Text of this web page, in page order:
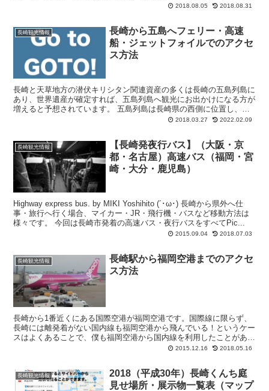
2018.08.05 2018.08.31
長崎観光情報
長崎から五島へフェリー・高速
船・ジェットフォイルでのアクセ
ス方法
長崎と天草地方の潜伏キリシタン関連資産の多くは長崎の五島列島に
あり、世界遺産が確定すれば、五島列島へ観光にお出かけになる方が
増えると予想されています。 五島列島は長崎県の西側に位置し、大
2018.03.27 2022.02.09
長崎観光情報
【長崎発夜行バス】（大阪・京
都・名古屋）高速バス（福岡・宮
崎・大分・鹿児島）
Highway express bus. by MIKI Yoshihito (´･ω･) 長崎から県外へ仕
事・旅行へ行く場合、マイカー・JR・飛行機・バスなど移動方法は
様々です。 今回は長崎市発着の高速バス・夜行バスをすべてPic...
2015.09.04 2018.07.03
長崎観光情報
長崎駅から福岡空港までのアクセ
ス方法
長崎から1番近くにある国際空港が福岡空港です。国際線に限らず、
長崎には離発着がない国内線も福岡空港から飛んでいる！というケー
スはよくあることで、僕も福岡空港から国内線を利用したことがあり
ます。 そんな福岡空港までのアクセス方法をま...2015.12.16 2018.05.16
長崎観光情報
2018（平成30年）長崎くんち庭
見せ場所・展示物一覧表（マップ